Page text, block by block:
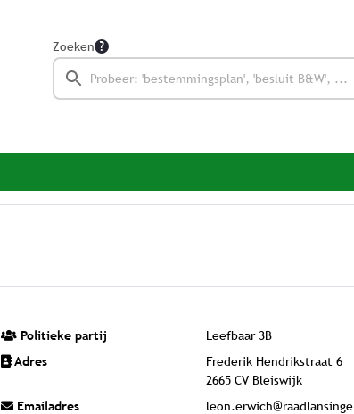
Zoeken
Politieke partij
Leefbaar 3B
Adres
Frederik Hendrikstraat 6
2665 CV Bleiswijk
Emailadres